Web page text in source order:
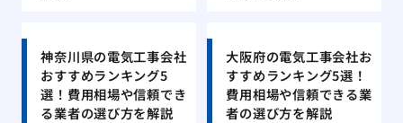
神奈川県の電気工事会社
おすすめランキング5
選！費用相場や信頼でき
る業者の選び方を解説
大阪府の電気工事会社お
すすめランキング5選！
費用相場や信頼できる業
者の選び方を解説